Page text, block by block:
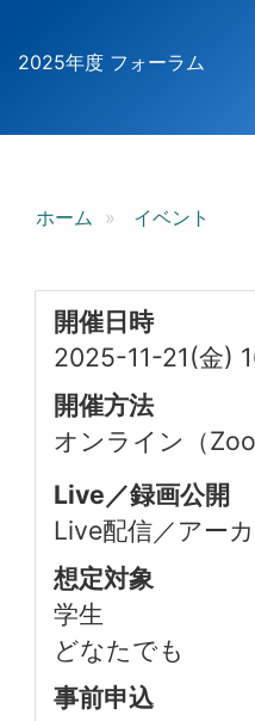
2025年度 フォーラム
ホーム イベント
開催日時
2025-11-21(金)
開催方法
オンライン（
Live／録画公開
Live配信／アー
想定対象
学生
どなたでも
事前申込